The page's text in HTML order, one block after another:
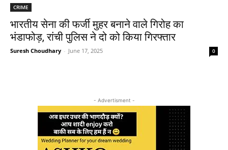
CRIME
भारतीय सेना की फर्जी मुहर बनाने वाले गिरोह का
भंडाफोड़, रांची पुलिस ने दो को किया गिरफ्तार
Suresh Choudhary - June 17, 2025 0
- Advertisment -